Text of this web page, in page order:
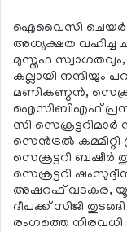
ഐവൈസി ചെയര്‍
അധ്യക്ഷത വഹിച്ച
മുസ്തഫ സ്വാഗതവും,
കല്ലായി
മണികണ്ഠന്‍,
ഐസിബിഎഫ്
സി
സെന്‍ട്രല്‍
സെക്രട്ടറി
സെക്രട്ടറി
അഷറഫ് വടകര,
ദീപക്ക് സിജി
രംഗത്തെ നിരവധി